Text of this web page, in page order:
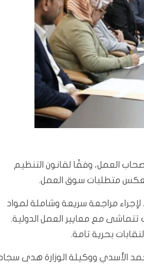
العمل، وفقًا لقانون التنظيم
مراجعة سريعة وشاملة لمواد
تتماشى مع معايير العمل الدولية.
بحرية تامة.
الأسدي ووكيلة الوزارة هدى